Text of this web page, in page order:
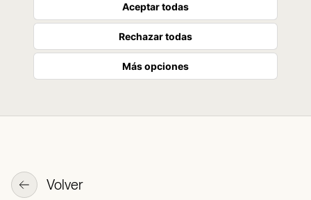
Aceptar todas
Rechazar todas
Más opciones
Volver